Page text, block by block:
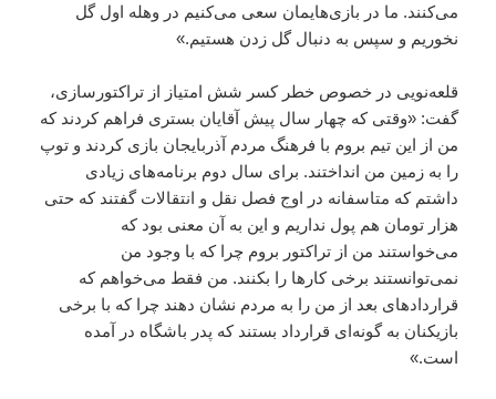
می‌کنند. ما در بازی‌هایمان سعی می‌کنیم در وهله اول گل
نخوریم و سپس به دنبال گل زدن هستیم.»
قلعه‌نویی در خصوص خطر کسر شش امتیاز از تراکتورسازی،
گفت: «وقتی که چهار سال پیش آقایان بستری فراهم کردند که
من از این تیم بروم با فرهنگ مردم آذربایجان بازی کردند و توپ
را به زمین من انداختند. برای سال دوم برنامه‌های زیادی
داشتم که متاسفانه در اوج فصل نقل و انتقالات گفتند که حتی
هزار تومان هم پول نداریم و این به آن معنی بود که
می‌خواستند من از تراکتور بروم چرا که با وجود من
نمی‌توانستند برخی کارها را بکنند. من فقط می‌خواهم که
قراردادهای بعد از من را به مردم نشان دهند چرا که با برخی
بازیکنان به گونه‌ای قرارداد بستند که پدر باشگاه در آمده
است.»